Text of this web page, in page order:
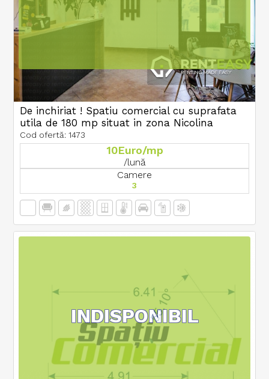
De inchiriat ! Spatiu comercial cu suprafata
utila de 180 mp situat in zona Nicolina
Cod ofertă: 1473
10Euro/mp
/lună
Camere
3
INDISPONIBIL